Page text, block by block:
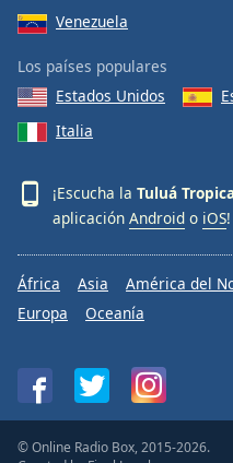
Venezuela
Los países populares
Estados Unidos
Italia
¡Escucha la Tuluá
aplicación Android o iOS!
África Asia América del
Europa
Oceanía
© Online Radio Box, 2015-2026.